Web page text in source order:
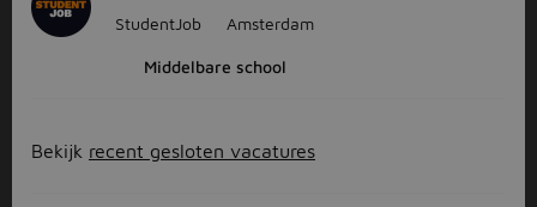
StudentJob Amsterdam
Middelbare school
Bekijk recent gesloten vacatures